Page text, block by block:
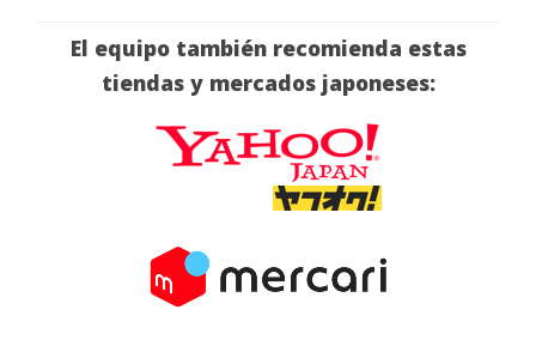
El equipo también recomienda estas
tiendas y mercados japoneses: